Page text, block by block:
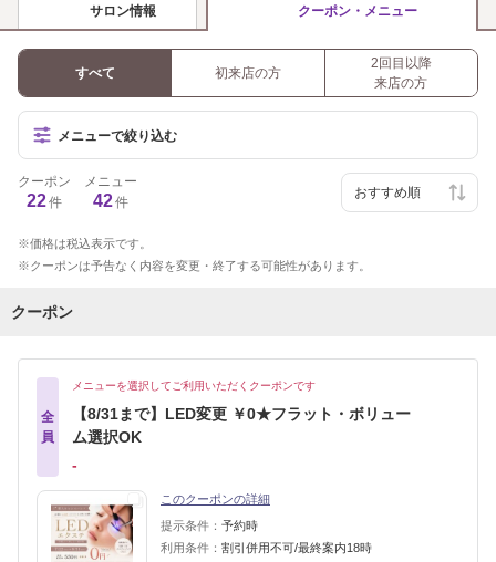
サロン情報 クーポン・メニュー
すべて 初来店の方
2回目以降
来店の方
メニューで絞り込む
クーポン
22件
メニュー
42件
価格は税込表示です。
クーポンは予告なく内容を変更・終了する可能性があります。
クーポン
全
員
メニューを選択してご利用いただくクーポンです
【8/31まで】LED変更 ￥0★フラット・ボリュー
ム選択OK
‐
このクーポンの詳細
提示条件： 予約時
利用条件： 割引併用不可/最終案内18時